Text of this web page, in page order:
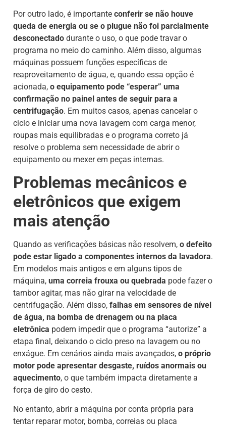
Por outro lado, é importante conferir se não houve
queda de energia ou se o plugue não foi parcialmente
desconectado durante o uso, o que pode travar o
programa no meio do caminho. Além disso, algumas
máquinas possuem funções específicas de
reaproveitamento de água, e, quando essa opção é
acionada, o equipamento pode “esperar” uma
confirmação no painel antes de seguir para a
centrifugação. Em muitos casos, apenas cancelar o
ciclo e iniciar uma nova lavagem com carga menor,
roupas mais equilibradas e o programa correto já
resolve o problema sem necessidade de abrir o
equipamento ou mexer em peças internas.
Problemas mecânicos e
eletrônicos que exigem
mais atenção
Quando as verificações básicas não resolvem, o defeito
pode estar ligado a componentes internos da lavadora.
Em modelos mais antigos e em alguns tipos de
máquina, uma correia frouxa ou quebrada pode fazer o
tambor agitar, mas não girar na velocidade de
centrifugação. Além disso, falhas em sensores de nível
de água, na bomba de drenagem ou na placa
eletrônica podem impedir que o programa “autorize” a
etapa final, deixando o ciclo preso na lavagem ou no
enxágue. Em cenários ainda mais avançados, o próprio
motor pode apresentar desgaste, ruídos anormais ou
aquecimento, o que também impacta diretamente a
força de giro do cesto.
No entanto, abrir a máquina por conta própria para
tentar reparar motor, bomba, correias ou placa